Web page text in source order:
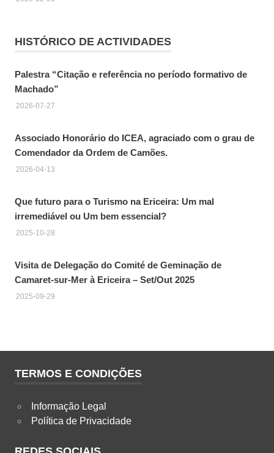
HISTÓRICO DE ACTIVIDADES
Palestra “Citação e referência no período formativo de
Machado”
2026-07-27
Associado Honorário do ICEA, agraciado com o grau de
Comendador da Ordem de Camões.
2026-04-13
Que futuro para o Turismo na Ericeira: Um mal
irremediável ou Um bem essencial?
2025-10-28
Visita de Delegação do Comité de Geminação de
Camaret-sur-Mer à Ericeira – Set/Out 2025
2025-09-29
TERMOS E CONDIÇÕES
Informação Legal
Política de Privacidade